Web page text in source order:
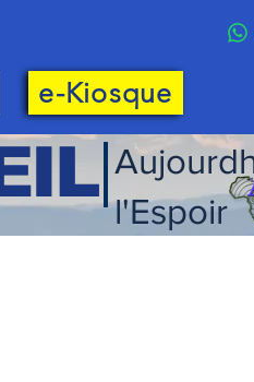
e-Kiosque
l'Espoir